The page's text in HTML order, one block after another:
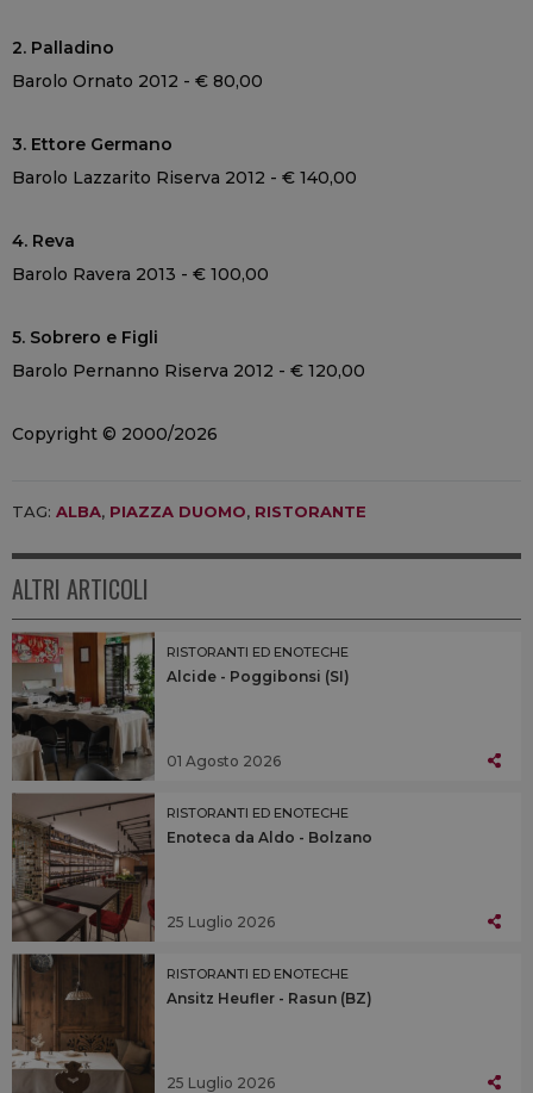
2. Palladino
Barolo Ornato 2012 - € 80,00
3. Ettore Germano
Barolo Lazzarito Riserva 2012 - € 140,00
4. Reva
Barolo Ravera 2013 - € 100,00
5. Sobrero e Figli
Barolo Pernanno Riserva 2012 - € 120,00
Copyright © 2000/2026
TAG: ALBA, PIAZZA DUOMO, RISTORANTE
ALTRI ARTICOLI
RISTORANTI ED ENOTECHE
Alcide - Poggibonsi (SI)
01 Agosto 2026
RISTORANTI ED ENOTECHE
Enoteca da Aldo - Bolzano
25 Luglio 2026
RISTORANTI ED ENOTECHE
Ansitz Heufler - Rasun (BZ)
25 Luglio 2026